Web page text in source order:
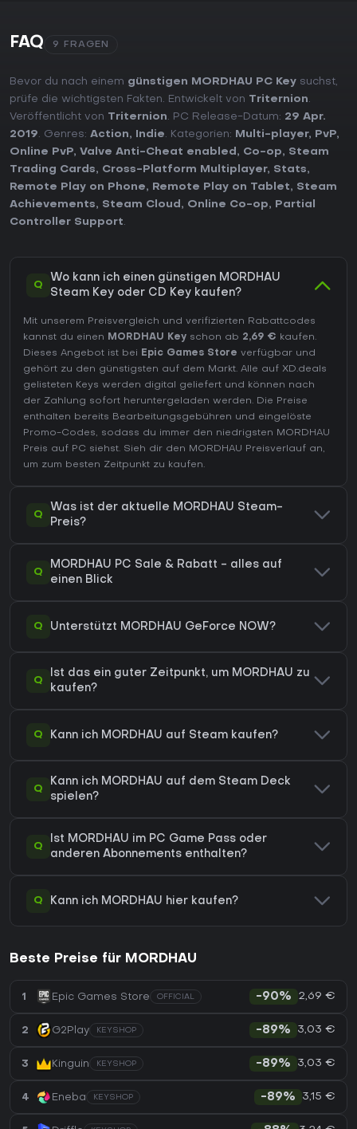
FAQ 9 FRAGEN
Bevor du nach einem günstigen MORDHAU PC Key suchst,
prüfe die wichtigsten Fakten. Entwickelt von Triternion.
Veröffentlicht von Triternion. PC Release-Datum: 29 Apr.
2019. Genres: Action, Indie. Kategorien: Multi-player, PvP,
Online PvP, Valve Anti-Cheat enabled , Co-op, Steam
Trading Cards, Cross-Platform Multiplayer, Stats,
Remote Play on Phone, Remote Play on Tablet, Steam
Achievements, Steam Cloud , Online Co-op,
Partial
Controller Support.
Q
Wo kann ich einen günstigen MORDHAU
Steam Key oder CD Key kaufen?
Mit unserem Preisvergleich und verifizierten Rabattcodes
kannst du einen
MORDHAU Key schon ab 2,69 € kaufen.
Dieses Angebot ist bei Epic Games Store verfügbar und
gehört zu den günstigsten auf dem Markt. Alle auf XD.deals
gelisteten Keys werden digital geliefert und können nach
der Zahlung sofort heruntergeladen werden. Die Preise
enthalten bereits Bearbeitungsgebühren und eingelöste
Promo-Codes, sodass du immer den niedrigsten MORDHAU
Preis auf PC siehst. Sieh dir den MORDHAU Preisverlauf an,
um zum besten Zeitpunkt zu kaufen.
Q
Was ist der aktuelle MORDHAU Steam-
Preis?
Q
MORDHAU PC Sale & Rabatt - alles auf
einen Blick
Q Unterstützt MORDHAU GeForce NOW?
Q
Ist das ein guter Zeitpunkt, um MORDHAU zu
kaufen?
Q Kann ich MORDHAU auf Steam kaufen?
Q
Kann ich MORDHAU auf dem Steam Deck
spielen?
Q
Ist MORDHAU im PC Game Pass oder
anderen Abonnements enthalten?
Q Kann ich MORDHAU hier kaufen?
Beste Preise für MORDHAU
1 Epic Games Store OFFICIAL -90% 2,69 €
2 G2Play KEYSHOP -89% 3,03 €
3 Kinguin KEYSHOP -89% 3,03 €
4 Eneba KEYSHOP -89% 3,15 €